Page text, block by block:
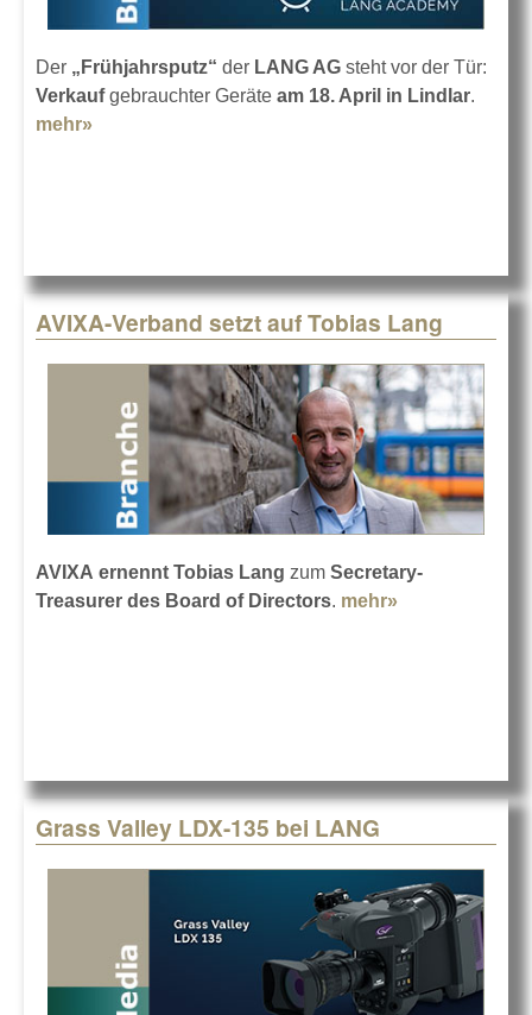
Der „Frühjahrsputz“ der LANG AG steht vor der Tür:
Verkaufgebrauchter Geräte am 18. April in Lindlar.
mehr»
AVIXA-Verband setzt auf Tobias Lang
AVIXA ernennt Tobias Lang zum Secretary-
Treasurer des Board of Directors. mehr»
Grass Valley LDX-135 bei LANG